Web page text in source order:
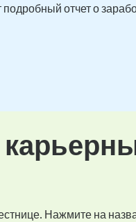
отчет о
Нажмите на